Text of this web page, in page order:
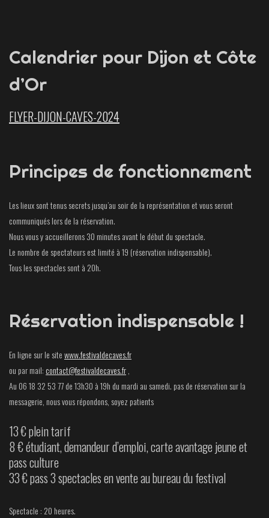
Calendrier pour Dijon et Côte
d’Or
FLYER-DIJON-CAVES-2024
Principes de fonctionnement
Les lieux sont tenus secrets jusqu’au soir de la représentation et vous seront
communiqués lors de la réservation.
Nous vous y accueillerons 30 minutes avant le début du spectacle.
Le nombre de spectateurs est limité à 19 (réservation indispensable).
Tous les spectacles sont à 20h.
Réservation indispensable !
En ligne sur le sitewww.festivaldecaves.fr
ou par mail: contact@festivaldecaves.fr,
Au 06 18 32 53 77 de 13h30 à 19h du mardi au samedi. pas de réservation sur la
messagerie, nous vous répondons, soyez patients
13 € plein tarif
8 € étudiant, demandeur d’emploi, carte avantage jeune et
pass culture
33 € pass 3 spectacles en vente au bureau du festival
Spectacle : 20 heures.